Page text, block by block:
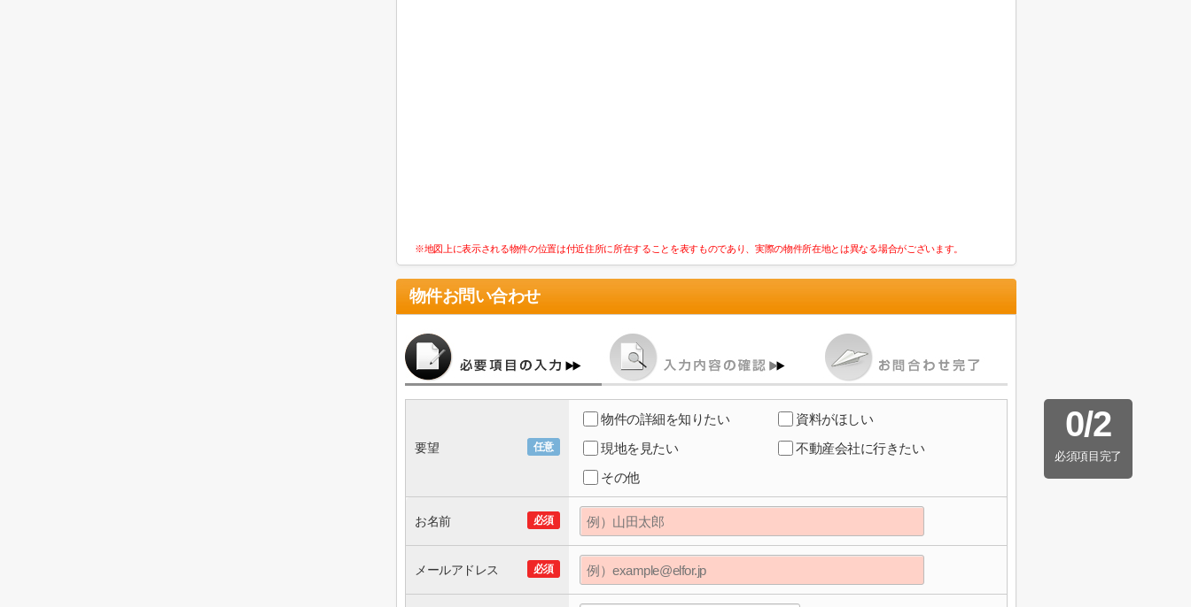
※地図上に表示される物件の位置は付近住所に所在することを表すものであり、実際の物件所在地とは異なる場合がございます。
物件お問い合わせ
0/2
必須項目完了
任意
要望
物件の詳細を知りたい
資料がほしい
現地を見たい
不動産会社に行きたい
その他
必須
お名前
必須
メールアドレス